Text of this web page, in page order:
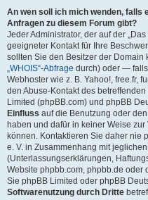
An wen soll ich mich wenden,
Anfragen zu diesem Forum gibt?
Jeder Administrator, der auf der
geeigneter Kontakt für Ihre
sollten Sie den Besitzer der Domain
„WHOIS“-Abfrage durch) oder —
Webhoster wie z. B. Yahoo!, free.fr,
den Abuse-Kontakt des
Limited (phpBB.com) und phpBB
Einfluss auf die Benutzung oder
haben und dafür in keiner Weise
können. Kontaktieren Sie daher nie
e. V. in Zusammenhang mit
(Unterlassungserklärungen,
Website phpbb.com, phpbb.de oder
Sie phpBB Limited oder phpBB
Softwarenutzung durch Dritte